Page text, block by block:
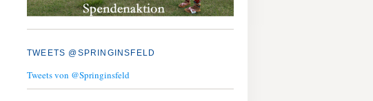
TWEETS @SPRINGINSFELD
Tweets von @Springinsfeld